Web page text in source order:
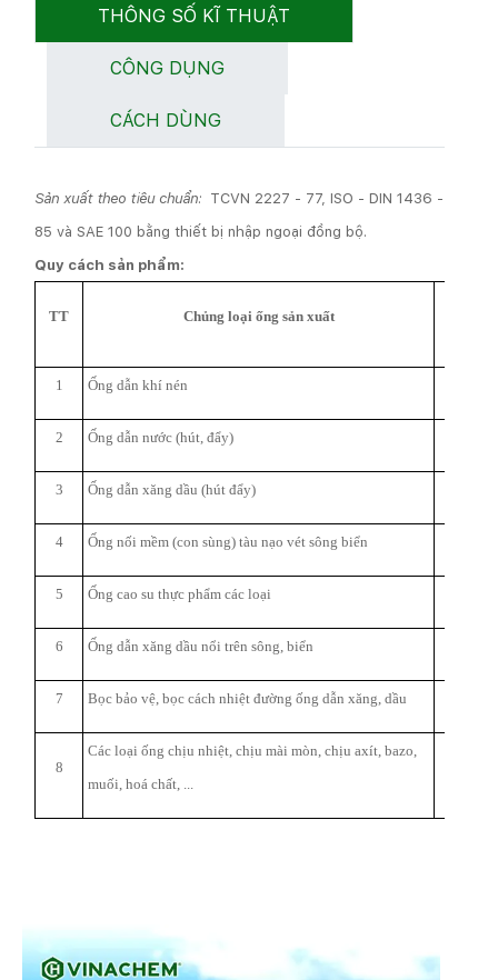
THÔNG SỐ KĨ THUẬT
CÔNG DỤNG
CÁCH DÙNG
Sản xuất theo tiêu chuẩn: TCVN 2227 - 77, ISO - DIN 1436 -
85 và SAE 100 bằng thiết bị nhập ngoại đồng bộ.
Quy cách sản phẩm:
TT Chủng loại ống sản xuất
1 Ống dẫn khí nén
2 Ống dẫn nước (hút, đẩy)
3 Ống dẫn xăng dầu (hút đẩy)
4 Ống nối mềm (con sùng) tàu nạo vét sông biển
5 Ống cao su thực phẩm các loại
6 Ống dẫn xăng dầu nổi trên sông, biển
7 Bọc bảo vệ, bọc cách nhiệt đường ống dẫn xăng, dầu
8
Các loại ống chịu nhiệt, chịu mài mòn, chịu axít, bazo,
muối, hoá chất, ...